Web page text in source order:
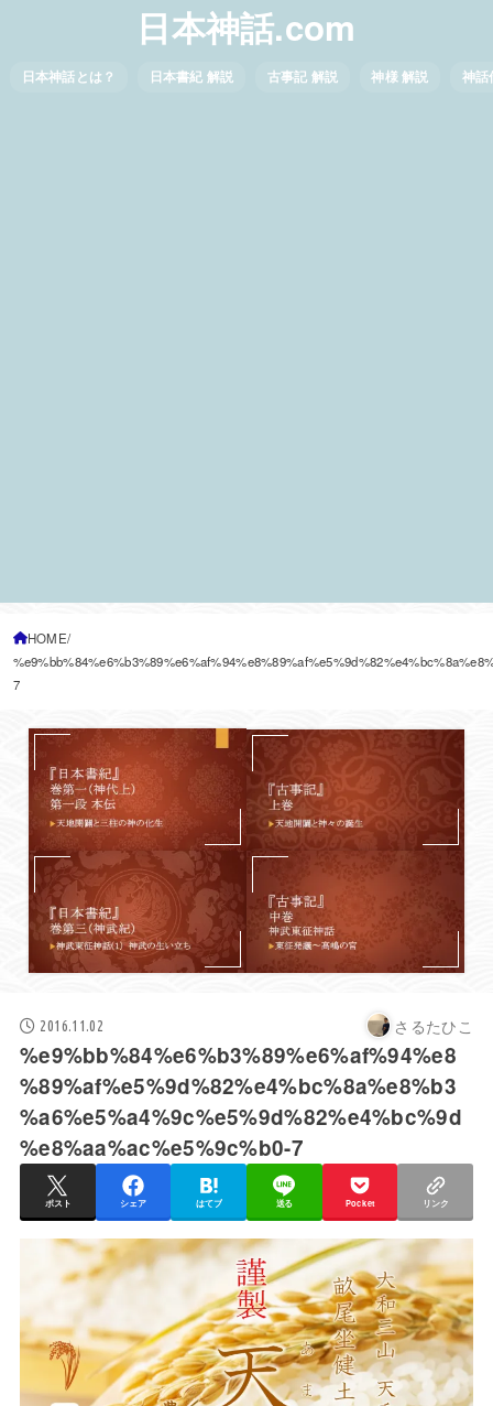
日本神話.com
日本神話とは？ 日本書紀 解説 古事記 解説 神様 解説 神話
HOME
7
2016.11.02 さるたひこ
%e9%bb%84%e6%b3%89%e6%af%94%e8
%89%af%e5%9d%82%e4%bc%8a%e8%b3
%a6%e5%a4%9c%e5%9d%82%e4%bc%9d
%e8%aa%ac%e5%9c%b0-7
ポスト シェア はてブ 送る Pocket リンク